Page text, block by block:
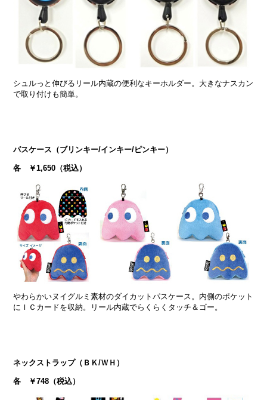
シュルっと伸びるリール内蔵の便利なキーホルダー。大きなナスカン
で取り付けも簡単。
パスケース（ブリンキー/インキー/ピンキー）
各 ￥1,650（税込）
やわらかいヌイグルミ素材のダイカットパスケース。内側のポケット
にＩＣカードを収納。リール内蔵でらくらくタッチ＆ゴー。
ネックストラップ（ＢＫ/ＷＨ）
各 ￥748（税込）